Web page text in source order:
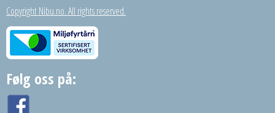
Copyright Nibu.no. All rights reserved.
Følg oss på: